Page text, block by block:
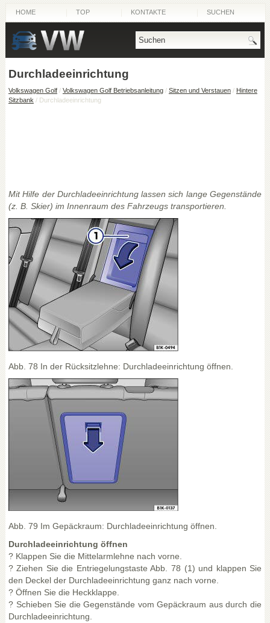
HOME TOP KONTAKTE SUCHEN
Durchladeeinrichtung
Volkswagen Golf/ Volkswagen Golf Betriebsanleitung/ Sitzen und Verstauen/ Hintere
Sitzbank / Durchladeeinrichtung
Mit Hilfe der Durchladeeinrichtung lassen sich lange Gegenstände
(z. B. Skier) im Innenraum des Fahrzeugs transportieren.
Abb. 78 In der Rücksitzlehne: Durchladeeinrichtung öffnen.
Abb. 79 Im Gepäckraum: Durchladeeinrichtung öffnen.
Durchladeeinrichtung öffnen
? Klappen Sie die Mittelarmlehne nach vorne.
? Ziehen Sie die Entriegelungstaste Abb. 78 (1) und klappen Sie
den Deckel der Durchladeeinrichtung ganz nach vorne.
? Öffnen Sie die Heckklappe.
? Schieben Sie die Gegenstände vom Gepäckraum aus durch die
Durchladeeinrichtung.